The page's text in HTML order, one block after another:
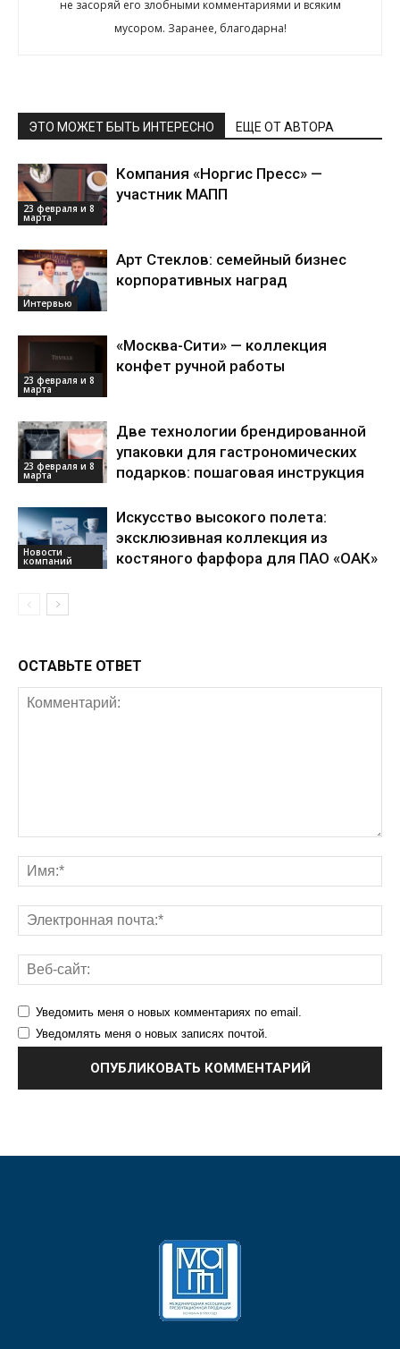
не засоряй его злобными комментариями и всяким
мусором. Заранее, благодарна!
ЭТО МОЖЕТ БЫТЬ ИНТЕРЕСНО ЕЩЕ ОТ АВТОРА
23 февраля и 8
марта
Компания «Норгис Пресс» —
участник МАПП
Интервью
Арт Стеклов: семейный бизнес
корпоративных наград
23 февраля и 8
марта
«Москва-Сити» — коллекция
конфет ручной работы
23 февраля и 8
марта
Две технологии брендированной
упаковки для гастрономических
подарков: пошаговая инструкция
Новости
компаний
Искусство высокого полета:
эксклюзивная коллекция из
костяного фарфора для ПАО «ОАК»
ОСТАВЬТЕ ОТВЕТ
Уведомить меня о новых комментариях по email.
Уведомлять меня о новых записях почтой.